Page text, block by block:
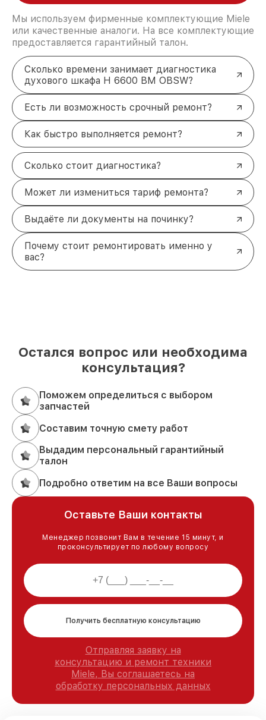
Мы используем фирменные комплектующие Miele
или качественные аналоги. На все комплектующие
предоставляется гарантийный талон.
Сколько времени занимает диагностика
духового шкафа H 6600 BM OBSW?
Есть ли возможность срочный ремонт?
Как быстро выполняется ремонт?
Сколько стоит диагностика?
Может ли измениться тариф ремонта?
Выдаёте ли документы на починку?
Почему стоит ремонтировать именно у
вас?
Остался вопрос или необходима
консультация?
Поможем определиться с выбором
запчастей
Составим точную смету работ
Выдадим персональный гарантийный
талон
Подробно ответим на все Ваши вопросы
Оставьте Ваши контакты
Менеджер позвонит Вам в течение 15 минут, и
проконсультирует по любому вопросу
Получить бесплатную консультацию
Отправляя заявку на
консультацию и ремонт техники
Miele, Вы соглашаетесь на
обработку персональных данных